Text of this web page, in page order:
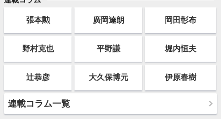
張本勲 廣岡達朗 岡田彰布
野村克也 平野謙 堀内恒夫
辻恭彦 大久保博元 伊原春樹
連載コラム一覧